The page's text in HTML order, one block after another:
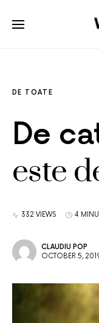
DE TOATE
De
este
332 VIEWS 4
CLAUDIU POP
OCTOBER 5,